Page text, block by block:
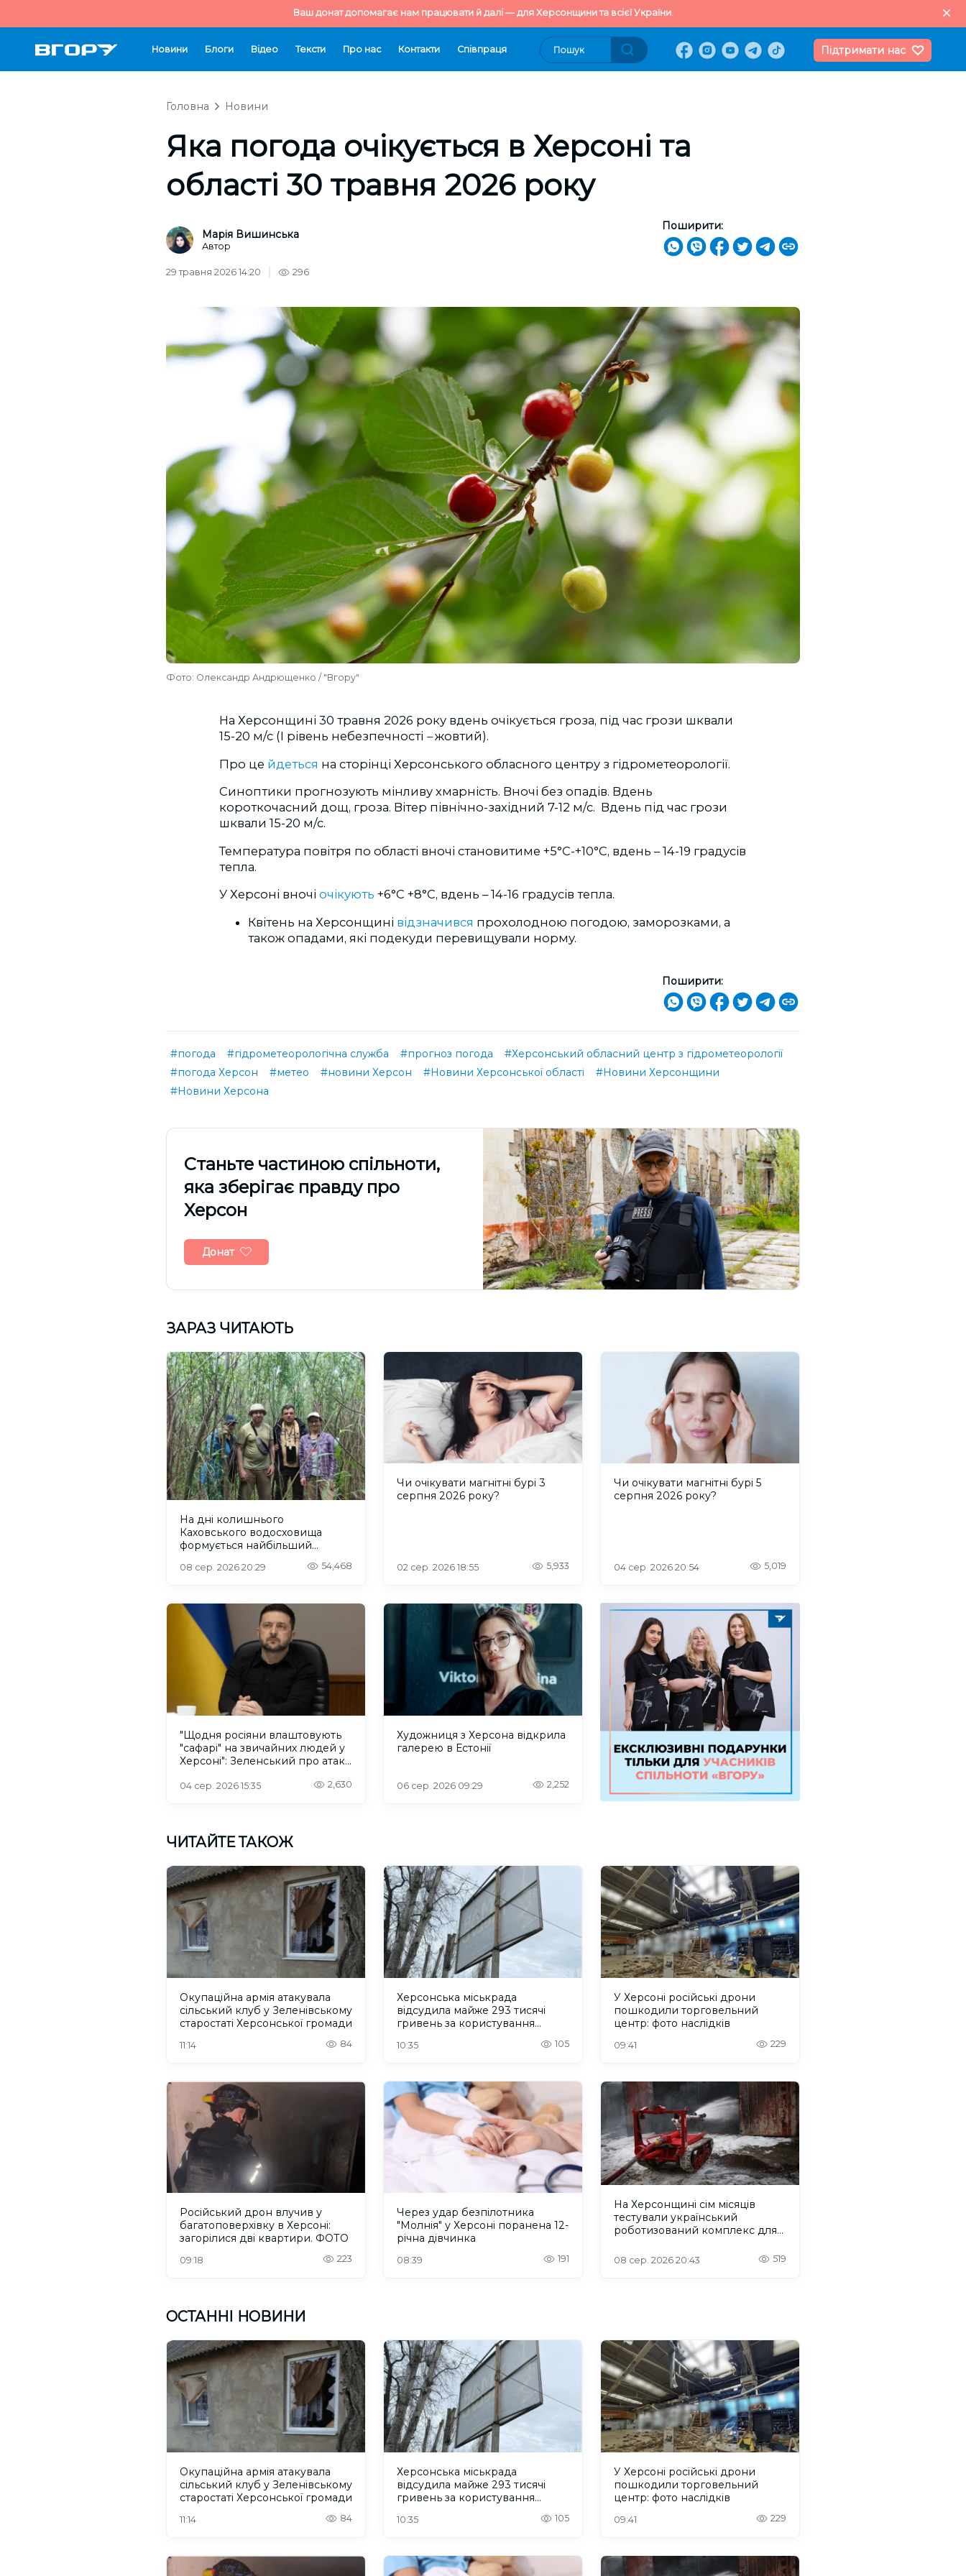
Ваш донат допомагає нам працювати й далі — для Херсонщини та всієї України.
Новини Блоги Відео Тексти Про нас Контакти Cпівпраця Підтримати нас
Головна Новини
Яка погода очікується в Херсоні та
області 30 травня 2026 року
Марія Вишинська
Автор
Поширити:
29 травня 2026 14:20 296
Фото: Олександр Андрющенко / "Вгору"
На Херсонщині 30 травня 2026 року вдень очікується гроза, під час грози шквали
15-20 м/с (I рівень небезпечності –жовтий).
Про це йдеться на сторінці Херсонського обласного центру з гідрометеорології.
Синоптики прогнозують мінливу хмарність. Вночі без опадів. Вдень
короткочасний дощ, гроза. Вітер північно-західний 7-12 м/с. Вдень під час грози
шквали 15-20 м/с.
Температура повітря по області вночі становитиме +5°С-+10°С, вдень – 14-19 градусів
тепла.
У Херсоні вночі очікують +6°С +8°С, вдень – 14-16 градусів тепла.
Квітень на Херсонщині відзначився прохолодною погодою, заморозками, а
також опадами, які подекуди перевищували норму.
Поширити:
#погода #гідрометеорологічна служба #прогноз погода
#Херсонський обласний центр з гідрометеорології
#погода Херсон
#метео #новини Херсон #Новини Херсонської області
#Новини Херсонщини
#Новини Херсона
Cтаньте частиною спільноти,
яка зберігає правду про
Херсон
Донат
ЗАРАЗ ЧИТАЮТЬ
На дні колишнього
Каховського водосховища
формується найбільший
08 сер. 2026 20:29 54,468
Чи очікувати магнітні бурі 3
серпня 2026 року?
02 сер. 2026 18:55 5,933
Чи очікувати магнітні бурі 5
серпня 2026 року?
04 сер. 2026 20:54 5,019
"Щодня росіяни влаштовують
"сафарі" на звичайних людей у
Херсоні": Зеленський про атаку
04 сер. 2026 15:35 2,630
Художниця з Херсона відкрила
галерею в Естонії
06 сер. 2026 09:29 2,252
ЧИТАЙТЕ ТАКОЖ
Окупаційна армія атакувала
сільський клуб у Зеленівському
старостаті Херсонської громади
11:14 84
Херсонська міськрада
відсудила майже 293 тисячі
гривень за користування
10:35 105
У Херсоні російські дрони
пошкодили торговельний
центр: фото наслідків
09:41 229
Російський дрон влучив у
багатоповерхівку в Херсоні:
загорілися дві квартири. ФОТО
09:18 223
Через удар безпілотника
"Молнія" у Херсоні поранена 12-
річна дівчинка
08:39 191
На Херсонщині сім місяців
тестували український
роботизований комплекс для
08 сер. 2026 20:43 519
ОСТАННІ НОВИНИ
Окупаційна армія атакувала
сільський клуб у Зеленівському
старостаті Херсонської громади
11:14 84
Херсонська міськрада
відсудила майже 293 тисячі
гривень за користування
10:35 105
У Херсоні російські дрони
пошкодили торговельний
центр: фото наслідків
09:41 229